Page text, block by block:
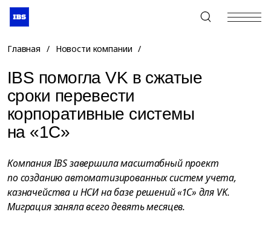
+7 (495) 967-80-80
Главная / Новости компании /
IBS помогла VK в сжатые
сроки перевести
корпоративные системы
на «1С»
Компания IBS завершила масштабный проект
по созданию автоматизированных систем учета,
казначейства и НСИ на базе решений «1С» для VK.
Миграция заняла всего девять месяцев.